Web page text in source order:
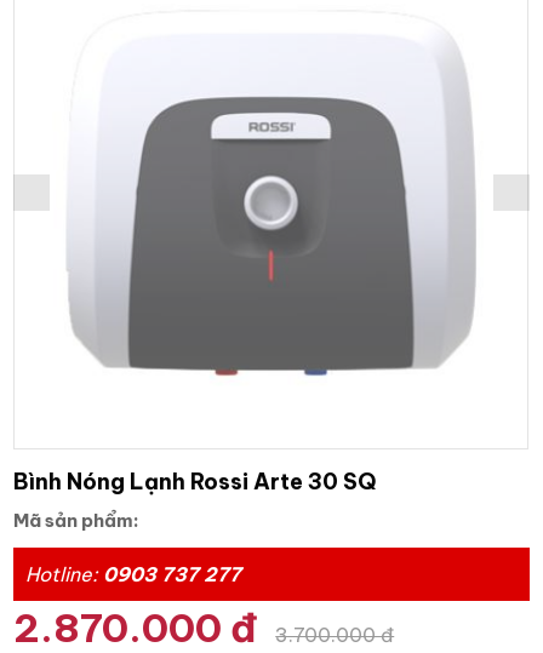
Bình Nóng Lạnh Rossi Arte 30 SQ
Mã sản phẩm:
Hotline: 0903 737 277
2.870.000 đ 3.700.000 đ